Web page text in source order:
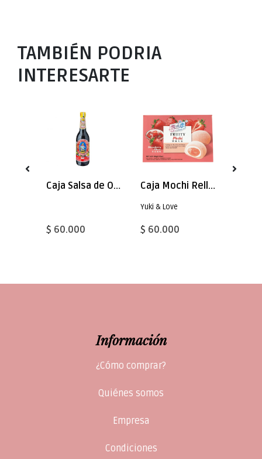
TAMBIÉN PODRIA
INTERESARTE
Caja Salsa de Ostra Mama 600ml x 12
$ 60.000
Caja Mochi Relleno Fruta Frutilla 180g x 24
Yuki & Love
$ 60.000
Información
¿Cómo comprar?
Quiénes somos
Empresa
Condiciones